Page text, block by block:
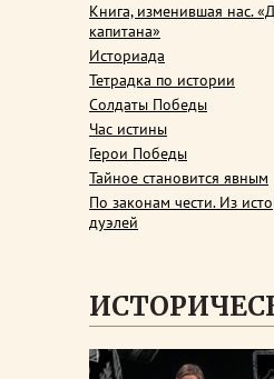
Книга, изменившая нас.
капитана»
Историада
Тетрадка по истории
Солдаты Победы
Час истины
Герои Победы
Тайное становится явным
По законам чести. Из
дуэлей